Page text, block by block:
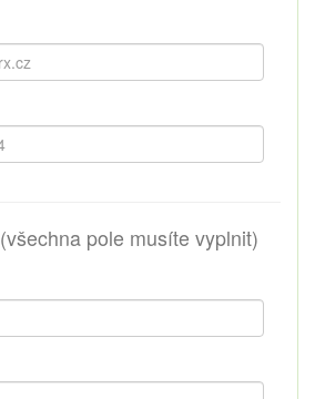
(všechna pole musíte vyplnit)